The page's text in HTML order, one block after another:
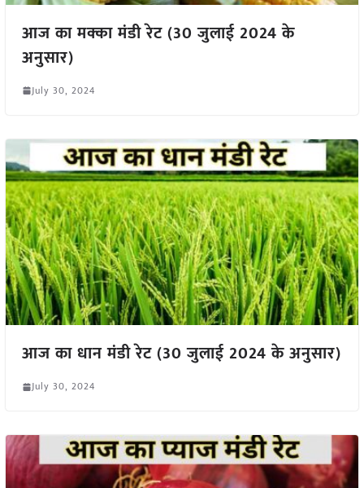
आज का मक्का मंडी रेट (30 जुलाई 2024 के
अनुसार)
July 30, 2024
आज का धान मंडी रेट (30 जुलाई 2024 के अनुसार)
July 30, 2024